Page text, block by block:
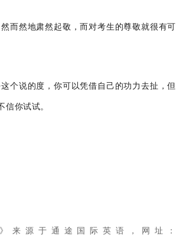
而然地肃然起敬，而对考生的尊敬就很有可
个说的度，你可以凭借自己的功力去扯，但
你试试。
》来源于 通途国际英语
，网址：